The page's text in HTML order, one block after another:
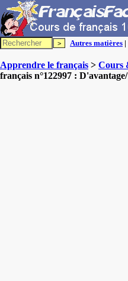
Autres matières |
Apprendre le français > Cours
français n°122997 :